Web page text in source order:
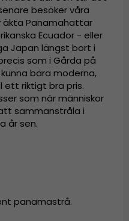
besöker våra
äkta Panamahattar
Ecuador - eller
Japan längst bort i
som i Gårda på
bära moderna,
ett riktigt bra pris.
som när människor
sammanstråla i
år sen.
panamastrå.